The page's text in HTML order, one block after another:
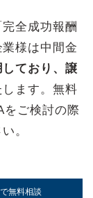
全成功報酬
様は中間金
ており、譲
します。無料
をご検討の際
。
無料相談